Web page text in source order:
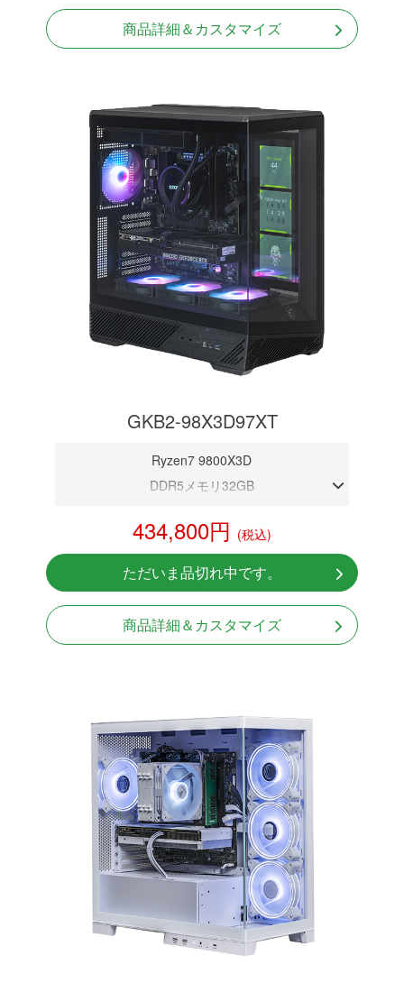
LCDスクリーン搭載
商品詳細＆カスタマイズ
GKB2-98X3D97XT
Ryzen7 9800X3D
DDR5メモリ32GB
NVMeSSD 1TB
無線LAN Bluetooth対応
Windows11 Home 64bit
LCDスクリーン搭載
434,800円 (税込)
ただいま品切れ中です。
商品詳細＆カスタマイズ